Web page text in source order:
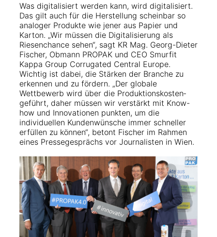
Was digitalisiert werden kann, wird digitalisiert.
Das gilt auch für die Herstellung scheinbar so
analoger Produkte wie jener aus Papier und
Karton. „Wir müssen die Digitalisierung als
Riesenchance sehen“, sagt KR Mag. Georg-Dieter
Fischer, Obmann PROPAK und CEO Smurfit
Kappa Group Corrugated Central Europe.
Wichtig ist dabei, die Stärken der Branche zu
erkennen und zu fördern. „Der globale
Wettbewerb wird über die Produktionskosten­
geführt, daher müssen wir verstärkt mit Know-
how und Innovationen punkten, um die
individuellen Kundenwünsche immer schneller
erfüllen zu können“, betont Fischer im Rahmen
eines Pressegesprächs vor Journalisten in Wien.